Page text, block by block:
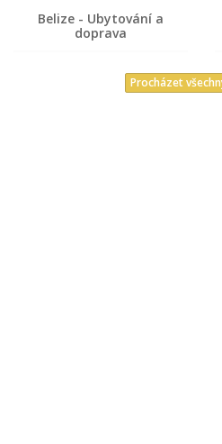
Belize - Ubytování a
doprava
Procházet